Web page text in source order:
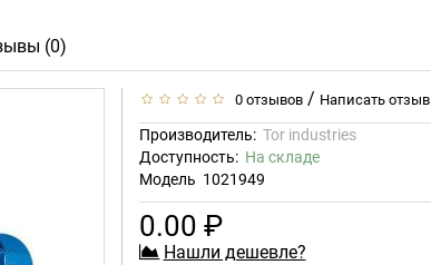
(0)
0 отзывов / Написать отзыв
Производитель: Tor industries
Доступность: На складе
Модель 1021949
0.00 ₽
Нашли дешевле?